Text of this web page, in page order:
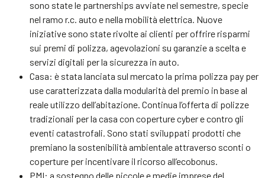
sono state le partnerships avviate nel semestre, specie
nel ramo r.c. auto e nella mobilità elettrica. Nuove
iniziative sono state rivolte ai clienti per offrire risparmi
sui premi di polizza, agevolazioni su garanzie a scelta e
servizi digitali per la sicurezza in auto.
Casa: è stata lanciata sul mercato la prima polizza pay per
use caratterizzata dalla modularità del premio in base al
reale utilizzo dell’abitazione. Continua l’offerta di polizze
tradizionali per la casa con coperture cyber e contro gli
eventi catastrofali. Sono stati sviluppati prodotti che
premiano la sostenibilità ambientale attraverso sconti o
coperture per incentivare il ricorso all’ecobonus.
PMI: a sostegno delle piccole e medie imprese del